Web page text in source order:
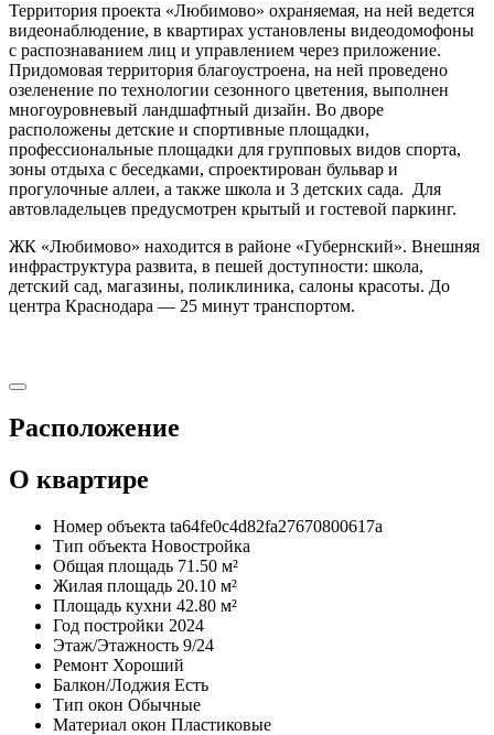
Территория проекта «Любимово» охраняемая, на ней ведется
видеонаблюдение, в квартирах установлены видеодомофоны
с распознаванием лиц и управлением через приложение.
Придомовая территория благоустроена, на ней проведено
озеленение по технологии сезонного цветения, выполнен
многоуровневый ландшафтный дизайн. Во дворе
расположены детские и спортивные площадки,
профессиональные площадки для групповых видов спорта,
зоны отдыха с беседками, спроектирован бульвар и
прогулочные аллеи, а также школа и 3 детских сада. Для
автовладельцев предусмотрен крытый и гостевой паркинг.
ЖК «Любимово» находится в районе «Губернский». Внешняя
инфраструктура развита, в пешей доступности: школа,
детский сад, магазины, поликлиника, салоны красоты. До
центра Краснодара — 25 минут транспортом.
Расположение
О квартире
Номер объекта ta64fe0c4d82fa27670800617a
Тип объекта Новостройка
Общая площадь 71.50 м²
Жилая площадь 20.10 м²
Площадь кухни 42.80 м²
Год постройки 2024
Этаж/Этажность 9/24
Ремонт Хороший
Балкон/Лоджия Есть
Тип окон Обычные
Материал окон Пластиковые